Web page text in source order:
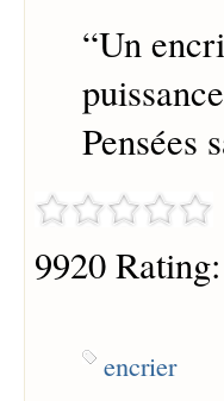
“Un
Pensées
9920 Rating:
encrier